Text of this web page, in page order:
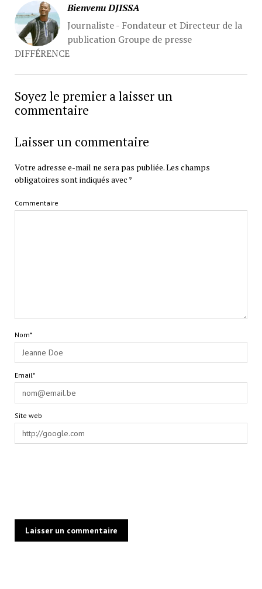
Bienvenu DJISSA
Journaliste - Fondateur et Directeur de la
publication Groupe de presse
DIFFÉRENCE
Soyez le premier a laisser un
commentaire
Laisser un commentaire
Votre adresse e-mail ne sera pas publiée.Les champs
obligatoires sont indiqués avec *
Commentaire
Nom*
Email*
Site web